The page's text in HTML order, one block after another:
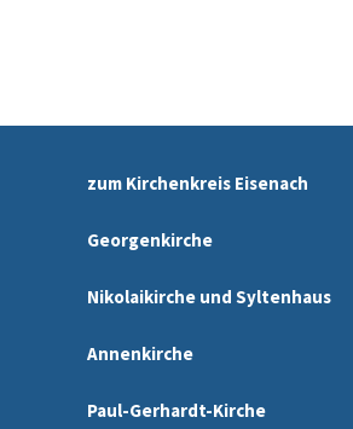
zum Kirchenkreis Eisenach
Georgenkirche
Nikolaikirche und Syltenhaus
Annenkirche
Paul-Gerhardt-Kirche